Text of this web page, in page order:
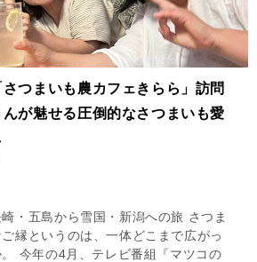
つまいも農カフェきらら」訪問
が魅せる圧倒的なさつまいも愛
・五島から雪国・新潟への旅 さつま
縁というのは、一体どこまで広がっ
今年の4月、テレビ番組『マツコの